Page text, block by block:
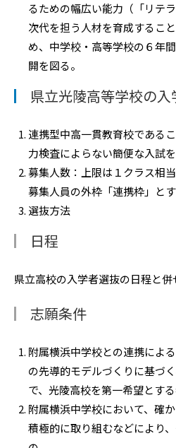
るための幅広い能力（「リテ
次代を担う人材を育成するこ
め、中学校・高等学校の６年
開を図る。
県立光陵高等学校の入
連携型中高一貫教育校である
力検査によらない簡便な入試を
募集人数：上限は１クラス相
募集人員の外枠「連携枠」とす
選抜方法
日程
県立高校の入学者選抜の日程と併
志願条件
附属横浜中学校との連携によ
の先導的モデルづくりに基づ
で、光陵高校を第一希望とする
附属横浜中学校において、確
積極的に取り組むなどにより